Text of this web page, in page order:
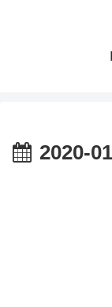
2020-01